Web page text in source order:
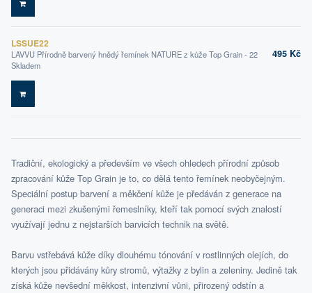
DO KOŠÍKU
LSSUE22
LAVVU Přírodně barvený hnědý řemínek NATURE z kůže Top Grain - 22
Skladem
495 Kč
DO KOŠÍKU
Tradiční, ekologický a především ve všech ohledech přírodní způsob
zpracování kůže Top Grain je to, co dělá tento řemínek neobyčejným.
Speciální postup barvení a měkčení kůže je předáván z generace na
generaci mezi zkušenými řemeslníky, kteří tak pomocí svých znalostí
využívají jednu z nejstarších barvicích technik na světě.
Barvu vstřebává kůže díky dlouhému tónování v rostlinných olejích, do
kterých jsou přidávány kůry stromů, výtažky z bylin a zeleniny. Jedině tak
získá kůže nevšední měkkost, intenzivní vůni, přirozený odstín a